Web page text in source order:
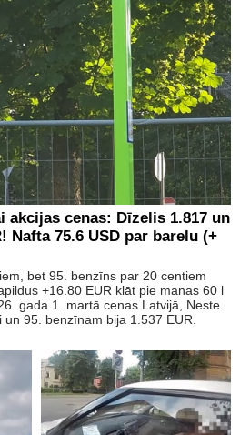
akcijas cenas: Dīzelis 1.817 un
Nafta 75.6 USD par barelu (+
bet 95. benzīns par 20 centiem
+16.80 EUR klāt pie manas 60 l
gada 1. martā cenas Latvijā, Neste
un 95. benzīnam bija 1.537 EUR.